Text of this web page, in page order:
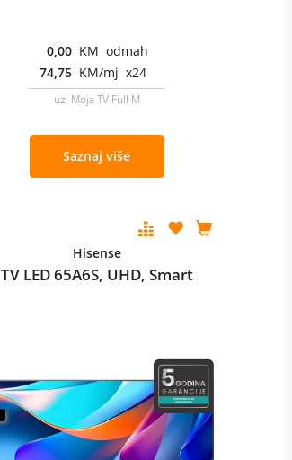
0,00 KM odmah
74,75 KM/mj x24
uz Moja TV Full M
Saznaj više
Hisense
TV LED 65A6S, UHD, Smart